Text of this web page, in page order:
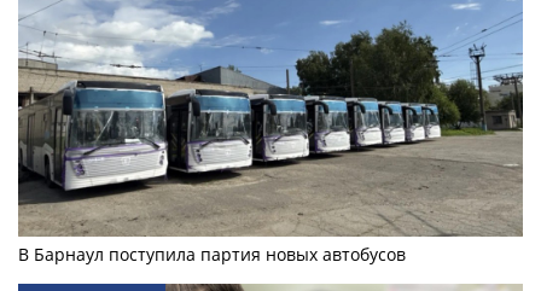
В Барнаул поступила партия новых автобусов